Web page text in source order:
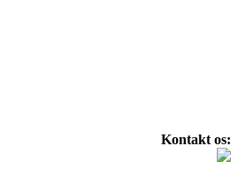
Kontakt os: